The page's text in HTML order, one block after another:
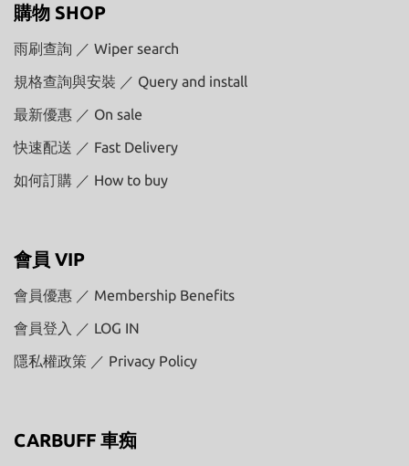
購物 SHOP
雨刷查詢 ／ Wiper search
規格查詢與安裝 ／ Query and install
最新優惠 ／ On sale
快速配送 ／ Fast Delivery
如何訂購 ／ How to buy
會員 VIP
會員優惠 ／ Membership Benefits
會員登入 ／ LOG IN
隱私權政策 ／ Privacy Policy
CARBUFF 車痴